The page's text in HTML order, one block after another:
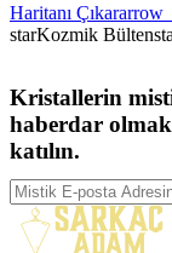
Haritanı Çıkar
starKozmik Bülten
Kristallerin
haberdar
katılın.